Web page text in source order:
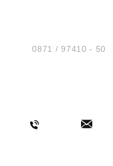
Tel.:0871 / 97410 - 50